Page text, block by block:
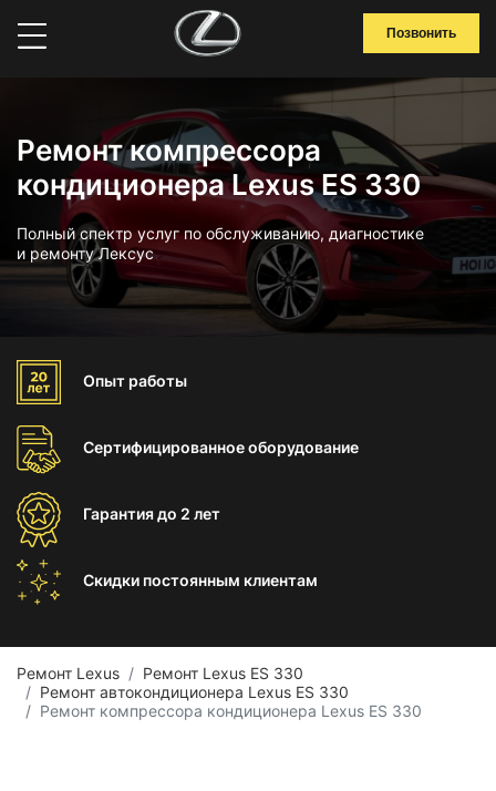
Позвонить
Ремонт компрессора
кондиционера Lexus ES 330
Полный спектр услуг по обслуживанию, диагностике
и ремонту Лексус
Опыт работы
Сертифицированноеоборудование
Гарантиядо 2 лет
Скидки постоянным клиентам
Ремонт Lexus
Ремонт Lexus ES 330
Ремонт автокондиционера Lexus ES 330
Ремонт компрессора кондиционера Lexus ES 330